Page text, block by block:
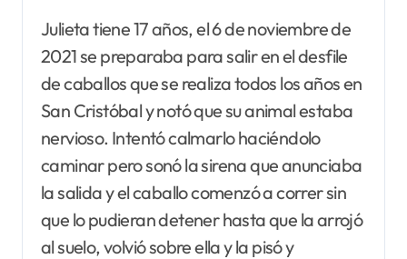
Julieta tiene 17 años, el 6 de noviembre de
2021 se preparaba para salir en el desfile
de caballos que se realiza todos los años en
San Cristóbal y notó que su animal estaba
nervioso. Intentó calmarlo haciéndolo
caminar pero sonó la sirena que anunciaba
la salida y el caballo comenzó a correr sin
que lo pudieran detener hasta que la arrojó
al suelo, volvió sobre ella y la pisó y